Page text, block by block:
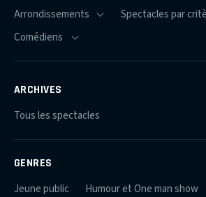
ARCHIVES
Tous les spectacles
GENRES
Jeune public
Humour et One man show